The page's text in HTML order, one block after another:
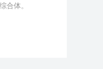
合体。